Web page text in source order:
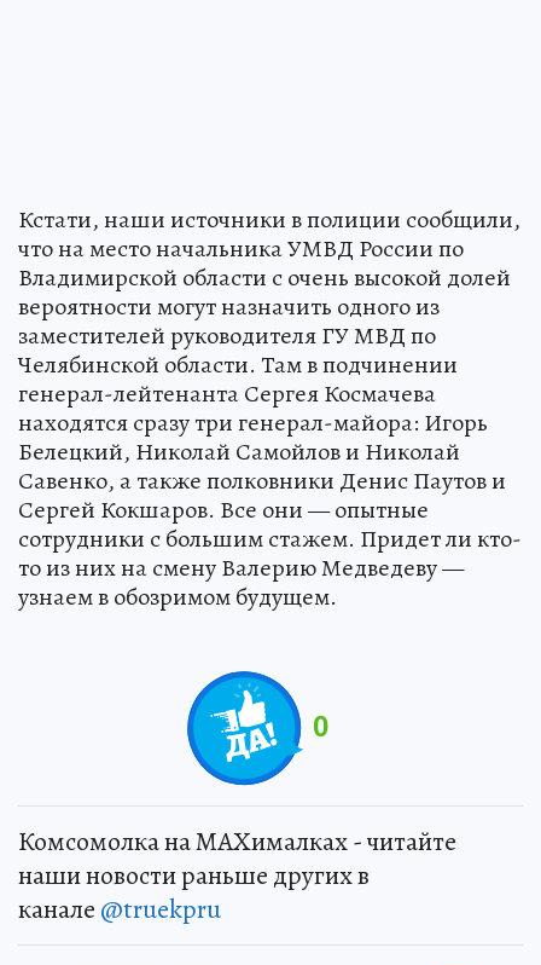
Кстати, наши источники в полиции сообщили,
что на место начальника УМВД России по
Владимирской области с очень высокой долей
вероятности могут назначить одного из
заместителей руководителя ГУ МВД по
Челябинской области. Там в подчинении
генерал-лейтенанта Сергея Космачева
находятся сразу три генерал-майора: Игорь
Белецкий, Николай Самойлов и Николай
Савенко, а также полковники Денис Паутов и
Сергей Кокшаров. Все они — опытные
сотрудники с большим стажем. Придет ли кто-
то из них на смену Валерию Медведеву —
узнаем в обозримом будущем.
0
Комсомолка на MAXималках - читайте
наши новости раньше других в
канале @truekpru